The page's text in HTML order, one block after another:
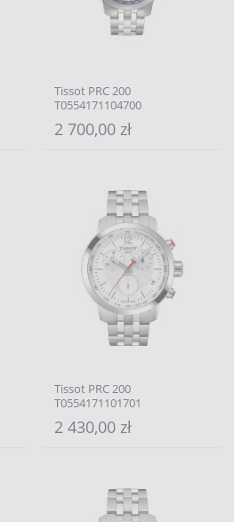
Tissot PRC 200
T0554171104700
2 700,00 zł
Tissot PRC 200
T0554171101701
2 430,00 zł